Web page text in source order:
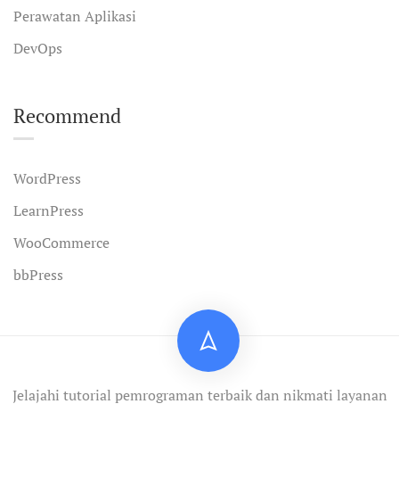
Perawatan Aplikasi
DevOps
Recommend
WordPress
LearnPress
WooCommerce
bbPress
Jelajahi tutorial pemrograman terbaik dan nikmati layanan